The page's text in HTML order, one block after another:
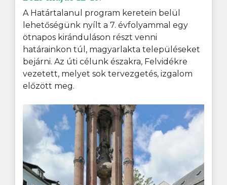
A Határtalanul program keretein belül
lehetőségünk nyílt a 7. évfolyammal egy
ötnapos kiránduláson részt venni
határainkon túl, magyarlakta településeket
bejárni. Az úti célunk északra, Felvidékre
vezetett, melyet sok tervezgetés, izgalom
előzött meg.